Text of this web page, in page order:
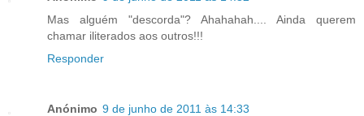
Mas alguém "descorda"? Ahahahah.... Ainda querem
chamar iliterados aos outros!!!
Responder
Anónimo 9 de junho de 2011 às 14:33